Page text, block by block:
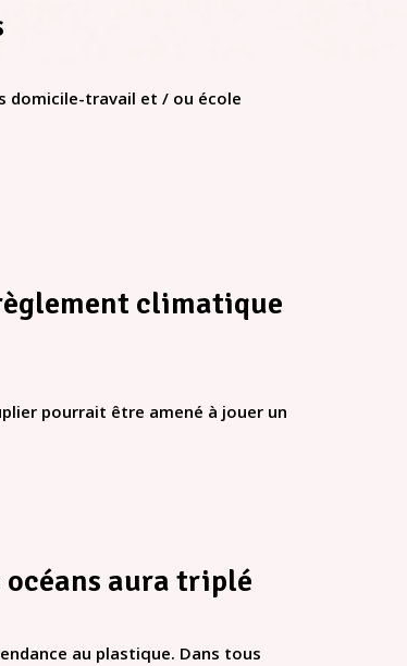
domicile-travail et / ou école
climatique
pourrait être amené à jouer un
océans aura triplé
au plastique. Dans tous